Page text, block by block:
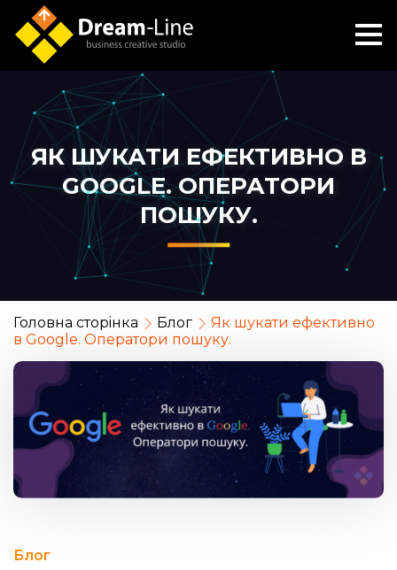
ЯК ШУКАТИ ЕФЕКТИВНО В
GOOGLE. ОПЕРАТОРИ
ПОШУКУ.
Головна сторiнка Блог
Як шукати ефективно
в Google. Оператори пошуку.
Блог